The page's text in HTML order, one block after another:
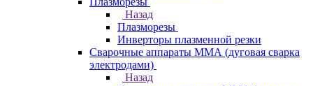
Назад
Плазморезы
Инверторы плазменной резки
Сварочные аппараты ММА (дуговая сварка
электродами)
Назад